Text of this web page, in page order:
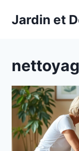
Jardin et